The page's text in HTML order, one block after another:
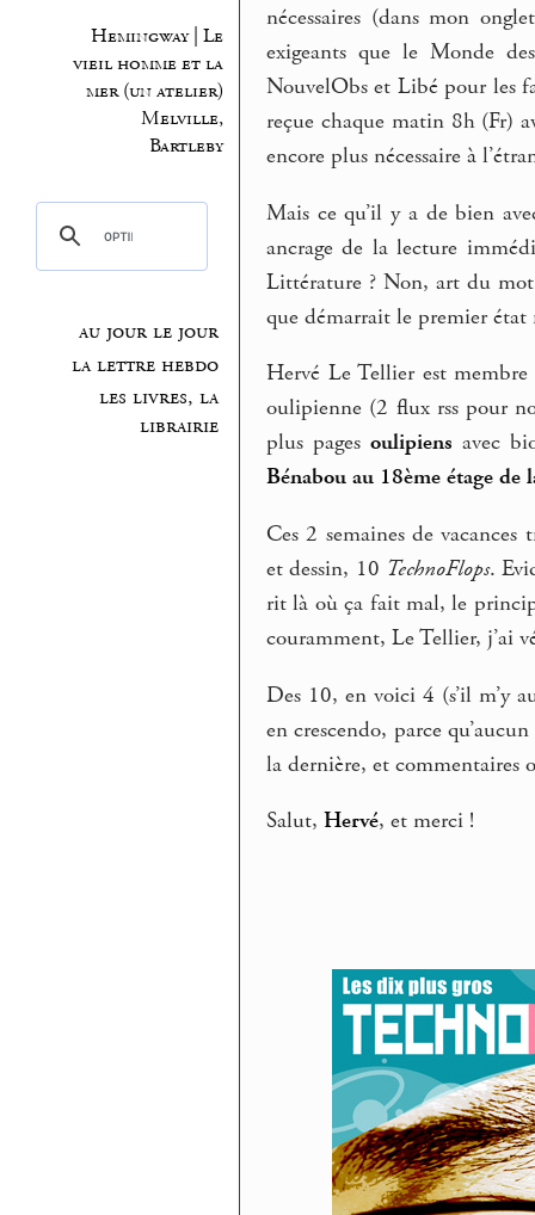
Hemingway | Le
vieil homme et la
mer (un atelier)
Melville,
Bartleby
au jour le jour
la lettre hebdo
les livres, la
librairie
nécessaires (dans mon
exigeants que le Monde
NouvelObs et Libé pour les
reçue chaque matin 8h (Fr)
encore plus nécessaire à
Mais ce qu’il y a de bien
ancrage de la lecture
Littérature ? Non, art du
que démarrait le premier
Hervé Le Tellier est
oulipienne (2 flux rss pour
plus pagesoulipiens avec
Bénabou au 18ème étage de
Ces 2 semaines de
et dessin, 10 TechnoFlops.
rit là où ça fait mal, le
couramment, Le Tellier, j’ai
Des 10, en voici 4 (s’il m’y
en crescendo, parce
la dernière, et commentaires
Salut,Hervé, et merci !